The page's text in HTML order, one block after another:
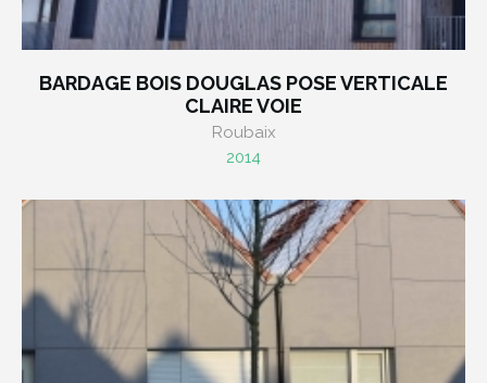
BARDAGE BOIS DOUGLAS POSE VERTICALE
CLAIRE VOIE
Roubaix
2014